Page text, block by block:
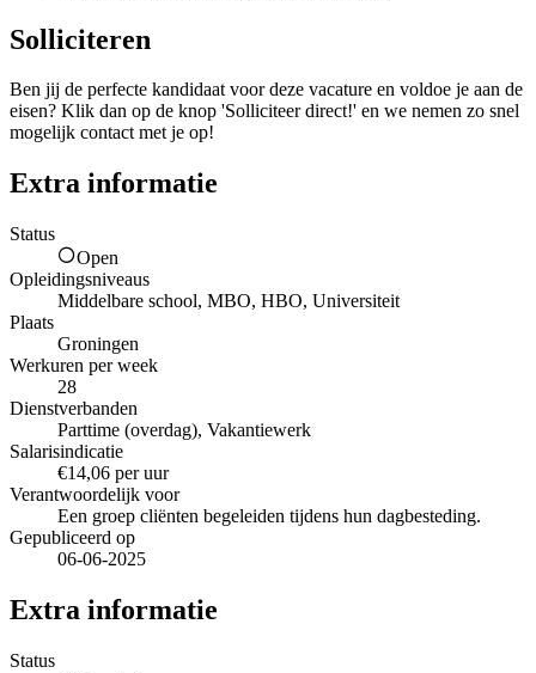
Solliciteren
Ben jij de perfecte kandidaat voor deze vacature en voldoe je aan de
eisen? Klik dan op de knop 'Solliciteer direct!' en we nemen zo snel
mogelijk contact met je op!
Extra informatie
Status
Open
Opleidingsniveaus
Middelbare school, MBO, HBO, Universiteit
Plaats
Groningen
Werkuren per week
28
Dienstverbanden
Parttime (overdag), Vakantiewerk
Salarisindicatie
€14,06 per uur
Verantwoordelijk voor
Een groep cliënten begeleiden tijdens hun dagbesteding.
Gepubliceerd op
06-06-2025
Extra informatie
Status